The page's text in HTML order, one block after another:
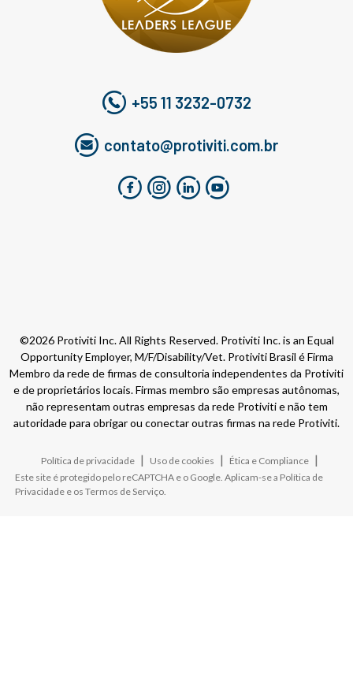
+55 11 3232-0732
contato@protiviti.com.br
©2026 Protiviti Inc. All Rights Reserved. Protiviti Inc. is an Equal
Opportunity Employer, M/F/Disability/Vet. Protiviti Brasil é Firma
Membro da rede de firmas de consultoria independentes da Protiviti
e de proprietários locais. Firmas membro são empresas autônomas,
não representam outras empresas da rede Protiviti e não tem
autoridade para obrigar ou conectar outras firmas na rede Protiviti.
Política de privacidade | Uso de cookies | Ética e Compliance |
Este site é protegido pelo reCAPTCHA e o Google. Aplicam-se a Política de
Privacidade e os Termos de Serviço